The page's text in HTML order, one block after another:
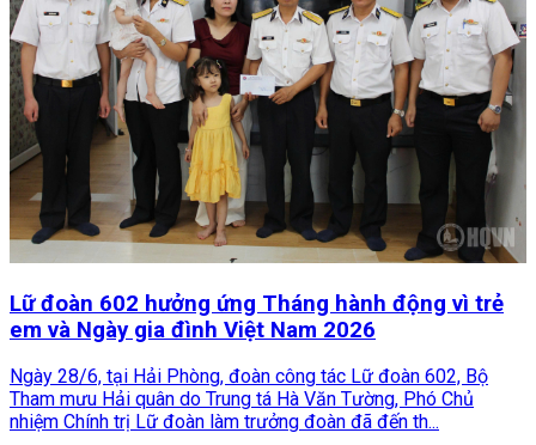
Lữ đoàn 602 hưởng ứng Tháng hành động vì trẻ
em và Ngày gia đình Việt Nam 2026
Ngày 28/6, tại Hải Phòng, đoàn công tác Lữ đoàn 602, Bộ
Tham mưu Hải quân do Trung tá Hà Văn Tường, Phó Chủ
nhiệm Chính trị Lữ đoàn làm trưởng đoàn đã đến th...